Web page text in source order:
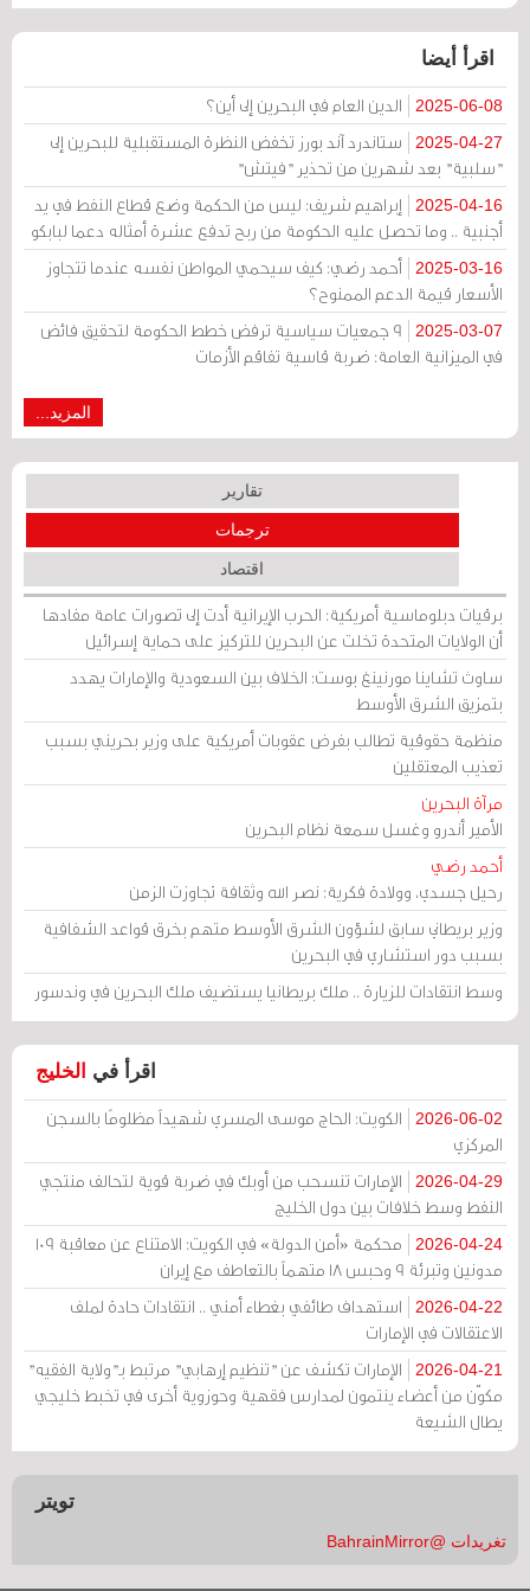
اقرأ أيضا
2025-06-08 الدين العام في البحرين إلى أين؟
2025-04-27
ستاندرد آند بورز تخفض النظرة المستقبلية للبحرين إلى
"سلبية" بعد شهرين من تحذير "فيتش"
2025-04-16
إبراهيم شريف: ليس من الحكمة وضع قطاع النفط في يد
أجنبية .. وما تحصل عليه الحكومة من ربح تدفع عشرة أمثاله دعما لبابكو
2025-03-16
أحمد رضي: كيف سيحمي المواطن نفسه عندما تتجاوز
الأسعار قيمة الدعم الممنوح؟
2025-03-07
9 جمعيات سياسية ترفض خطط الحكومة لتحقيق فائض
في الميزانية العامة: ضربة قاسية تفاقم الأزمات
المزيد...
تقارير
ترجمات
اقتصاد
برقيات دبلوماسية أمريكية: الحرب الإيرانية أدت إلى تصورات عامة مفادها
أن الولايات المتحدة تخلت عن البحرين للتركيز على حماية إسرائيل
ساوث تشاينا مورنينغ بوست: الخلاف بين السعودية والإمارات يهدد
بتمزيق الشرق الأوسط
منظمة حقوقية تطالب بفرض عقوبات أمريكية على وزير بحريني بسبب
تعذيب المعتقلين
مرآة البحرين
الأمير أندرو وغسل سمعة نظام البحرين
أحمد رضي
رحيل جسدي، وولادة فكرية: نصر الله وثقافة تجاوزت الزمن
وزير بريطاني سابق لشؤون الشرق الأوسط متهم بخرق قواعد الشفافية
بسبب دور استشاري في البحرين
وسط انتقادات للزيارة .. ملك بريطانيا يستضيف ملك البحرين في وندسور
اقرأ في الخليج
2026-06-02
الكويت: الحاج موسى المسري شهيداً مظلومًا بالسجن
المركزي
2026-04-29
الإمارات تنسحب من أوبك في ضربة قوية لتحالف منتجي
النفط وسط خلافات بين دول الخليج
2026-04-24
محكمة «أمن الدولة» في الكويت: الامتناع عن معاقبة 109
مدونين وتبرئة 9 وحبس 18 متهماً بالتعاطف مع إيران
2026-04-22
استهداف طائفي بغطاء أمني .. انتقادات حادة لملف
الاعتقالات في الإمارات
2026-04-21
الإمارات تكشف عن "تنظيم إرهابي" مرتبط بـ"ولاية الفقيه"
مكوّن من أعضاء ينتمون لمدارس فقهية وحوزوية أخرى في تخبط خليجي
يطال الشيعة
تويتر
تغريدات @BahrainMirror